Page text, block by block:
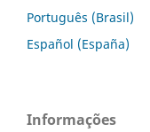
Português (Brasil)
Español (España)
Informações